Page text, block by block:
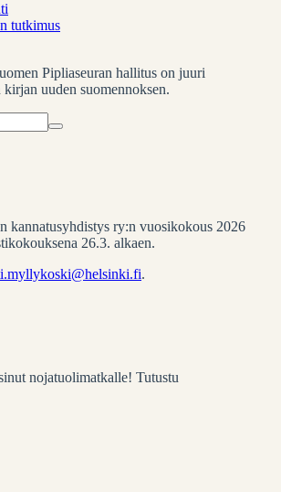
tutkimus
Pipliaseuran hallitus on juuri
uuden suomennoksen.
kannatusyhdistys ry:n vuosikokous 2026
26.3. alkaen.
.
nojatuolimatkalle! Tutustu